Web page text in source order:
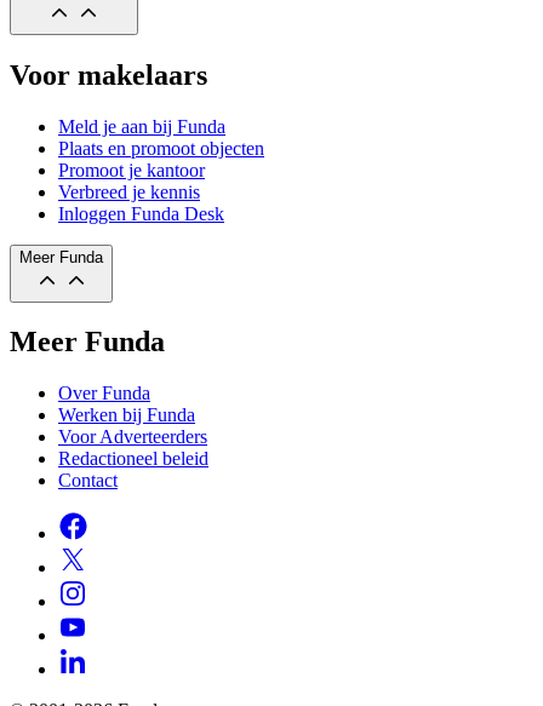
Voor makelaars
Meld je aan bij Funda
Plaats en promoot objecten
Promoot je kantoor
Verbreed je kennis
Inloggen Funda Desk
Meer Funda
Meer Funda
Over Funda
Werken bij Funda
Voor Adverteerders
Redactioneel beleid
Contact